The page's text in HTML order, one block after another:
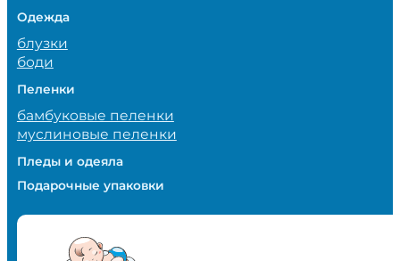
Одежда
блузки
боди
Пеленки
бамбуковые пеленки
муслиновые пеленки
Пледы и одеяла
Подарочные упаковки